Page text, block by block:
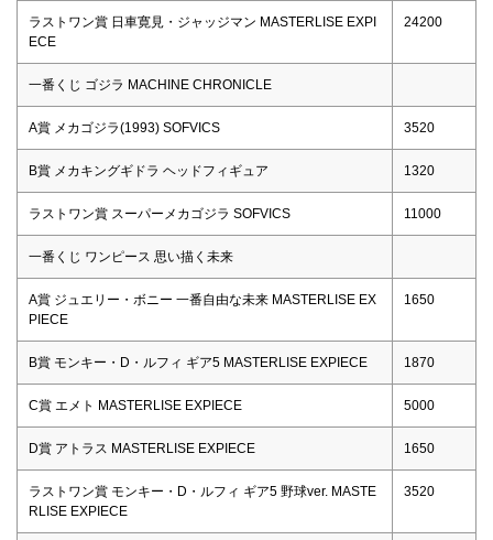
ラストワン賞 日車寛見・ジャッジマン MASTERLISE EXPI
ECE
24200
一番くじ ゴジラ MACHINE CHRONICLE
A賞 メカゴジラ(1993) SOFVICS 3520
B賞 メカキングギドラ ヘッドフィギュア 1320
ラストワン賞 スーパーメカゴジラ SOFVICS 11000
一番くじ ワンピース 思い描く未来
A賞 ジュエリー・ボニー 一番自由な未来 MASTERLISE EX
PIECE
1650
B賞 モンキー・D・ルフィ ギア5 MASTERLISE EXPIECE 1870
C賞 エメト MASTERLISE EXPIECE 5000
D賞 アトラス MASTERLISE EXPIECE 1650
ラストワン賞 モンキー・D・ルフィ ギア5 野球ver. MASTE
RLISE EXPIECE
3520